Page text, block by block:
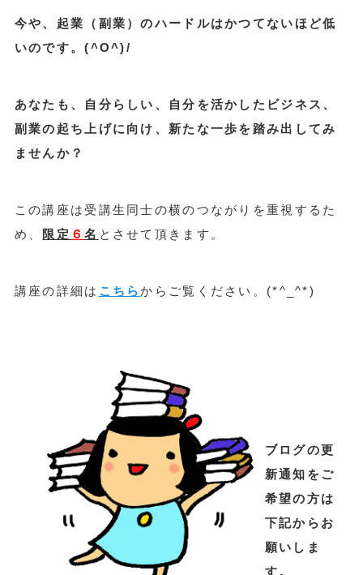
今や、起業（副業）のハードルはかつてないほど低
いのです。(^O^)/
あなたも、自分らしい、自分を活かしたビジネス、
副業の起ち上げに向け、新たな一歩を踏み出してみ
ませんか？
この講座は受講生同士の横のつながりを重視するた
め、 限定 ６名 とさせて頂きます。
講座の詳細は こちらからご覧ください。(*^_^*)
ブログの更
新通知をご
希望の方は
下記からお
願いしま
す。